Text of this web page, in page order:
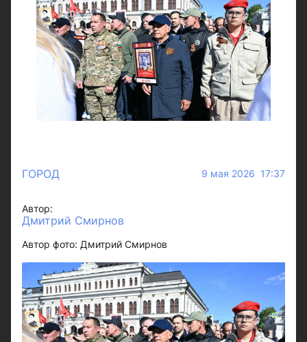
ГОРОД 9 мая 2026 17:37
Автор:
Дмитрий Смирнов
Автор фото: Дмитрий Смирнов